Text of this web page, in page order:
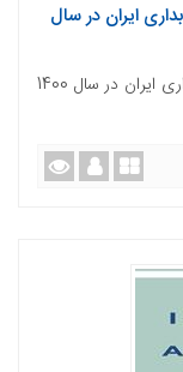
ایران در سال
وبینار بزرگ بررسی تغییرات استانداردهای حسابداری ایران در سال 1400